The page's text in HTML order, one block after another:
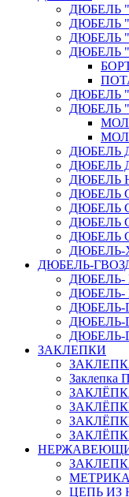
ДЮБЕЛЬ
ДЮБЕЛЬ
ДЮБЕЛЬ
ДЮБЕЛЬ
ДЮБЕЛЬ
ДЮБЕЛЬ
ДЮБЕЛЬ
ДЮБЕЛЬ
ДЮБЕЛЬ
ДЮБЕЛЬ
ДЮБЕЛЬ
ДЮБЕЛЬ
ДЮБЕЛЬ
ДЮБЕЛЬ-
ДЮБЕЛЬ-
ДЮБЕЛЬ-
ДЮБЕЛЬ-
ДЮБЕЛЬ-
ДЮБЕЛЬ-
ДЮБЕЛЬ-
ЗАКЛЕПКИ
ЦЕПЬ ИЗ